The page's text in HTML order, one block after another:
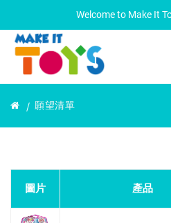
Welcome to Make It
願望清單
圖片 產品